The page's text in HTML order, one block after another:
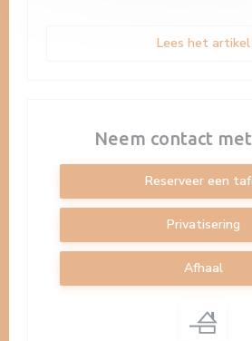
Lees het artikel
Neem contact
Reserveer een
Privatisering
Afhaal